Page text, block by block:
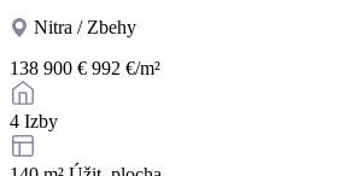
Nitra / Zbehy
138 900 € 992 €/m²
4 Izby